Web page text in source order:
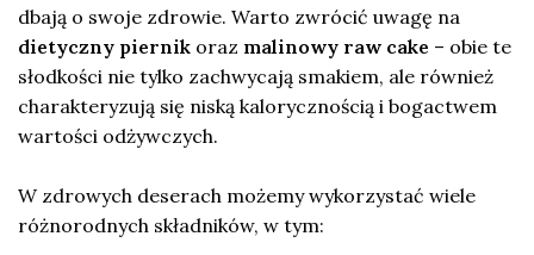
dbają o swoje zdrowie. Warto zwrócić uwagę na
dietyczny piernik oraz malinowy raw cake – obie te
słodkości nie tylko zachwycają smakiem, ale również
charakteryzują się niską kalorycznością i bogactwem
wartości odżywczych.
W zdrowych deserach możemy wykorzystać wiele
różnorodnych składników, w tym: